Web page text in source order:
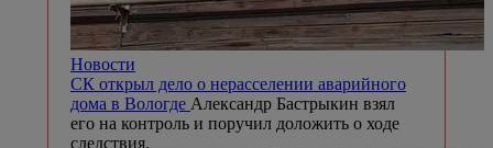
Новости
СК открыл дело о нерасселении аварийного
дома в Вологде Александр Бастрыкин взял
его на контроль и поручил доложить о ходе
следствия.